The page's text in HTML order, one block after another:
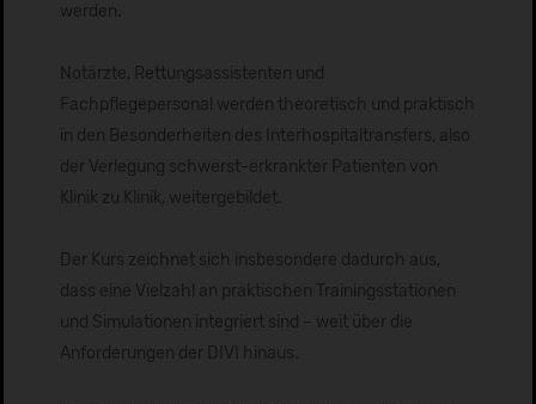
werden.
Notärzte, Rettungsassistenten und
Fachpflegepersonal werden theoretisch und praktisch
in den Besonderheiten des Interhospitaltransfers, also
der Verlegung schwerst-erkrankter Patienten von
Klinik zu Klinik, weitergebildet.
Der Kurs zeichnet sich insbesondere dadurch aus,
dass eine Vielzahl an praktischen Trainingsstationen
und Simulationen integriert sind – weit über die
Anforderungen der DIVI hinaus.